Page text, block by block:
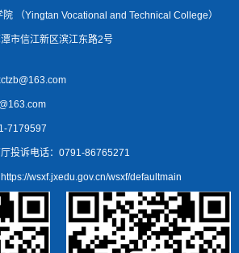
（Yingtan Vocational and Technical College）
市信江新区滨江东路2号
7179597
投诉电话：0791-86765271
wsxf.jxedu.gov.cn/wsxf/defaultmain